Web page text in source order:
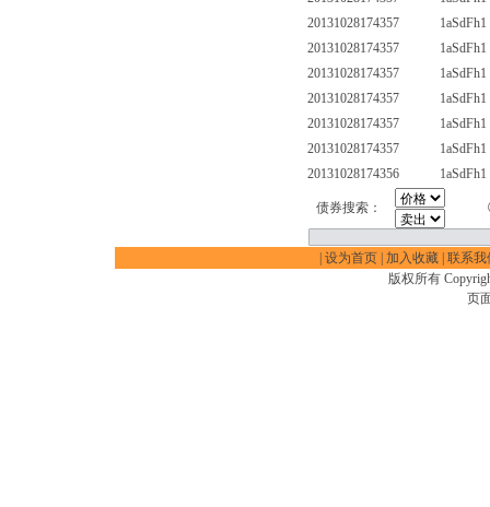
20131028174357
1aSdFh1
20131028174357
1aSdFh1
20131028174357
1aSdFh1
20131028174357
1aSdFh1
20131028174357
1aSdFh1
20131028174357
1aSdFh1
20131028174356
1aSdFh1
债券搜索：
设为首页| 加入收藏| 联系我
版权所有
页